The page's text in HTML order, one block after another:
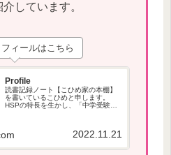
しています。
ィールはこちら
Profile
読書記録ノート【こひめ家の本棚】
を書いているこひめと申します。
HSPの特長を生かし、「中学受験」
2022.11.21